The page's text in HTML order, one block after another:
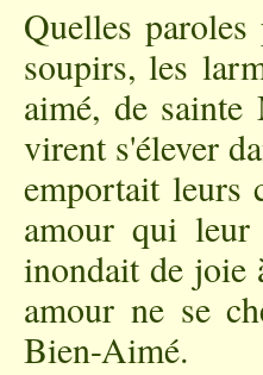
Quelles
soupirs, les
aimé, de
virent s'élever
emportait leurs
amour qui
inondait de joie
amour ne se
Bien-Aimé.